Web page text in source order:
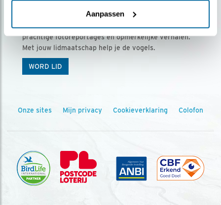
Aanpassen
Ontvang 5 x Vogels voor € 36,00 per jaar
Vogels is het tijdschrift voor onze leden, met
prachtige fotoreportages en opmerkelijke verhalen.
Met jouw lidmaatschap help je de vogels.
WORD LID
Onze sites Mijn privacy Cookieverklaring Colofon